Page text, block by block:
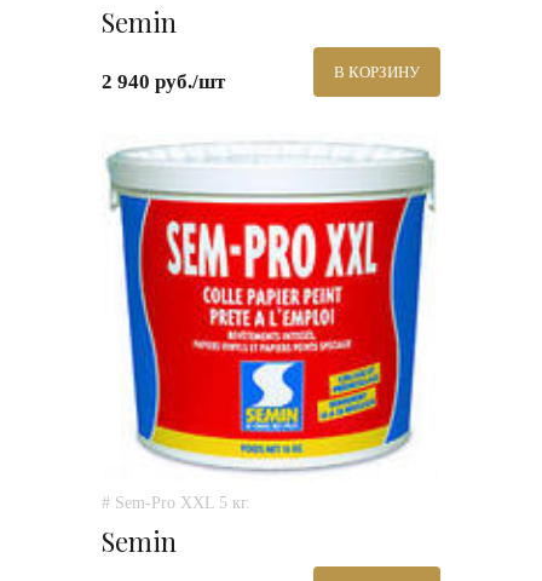
Semin
2 940 руб./шт В КОРЗИНУ
# Sem-Pro XXL 5 кг.
Semin